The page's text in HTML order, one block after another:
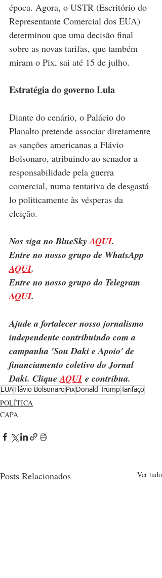
época. Agora, o USTR (Escritório do
Representante Comercial dos EUA)
determinou que uma decisão final
sobre as novas tarifas, que também
miram o Pix, sai até 15 de julho.
Estratégia do governo Lula
Diante do cenário, o Palácio do
Planalto pretende associar diretamente
as sanções americanas a Flávio
Bolsonaro, atribuindo ao senador a
responsabilidade pela guerra
comercial, numa tentativa de desgastá-
lo politicamente às vésperas da
eleição.
Nos siga no BlueSky AQUI.
Entre no nosso grupo de WhatsApp
AQUI.
Entre no nosso grupo do Telegram
AQUI.
Ajude a fortalecer nosso jornalismo
independente contribuindo com a
campanha 'Sou Daki e Apoio' de
financiamento coletivo do Jornal
Daki. Clique AQUI e contribua.
EUA Flávio Bolsonaro Pix Donald TrumpTarifaço
POLÍTICA
CAPA
Posts Relacionados Ver tudo